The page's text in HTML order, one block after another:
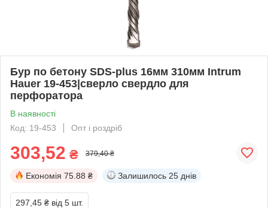
Бур по бетону SDS-plus 16мм 310мм Intrum
Hauer 19-453|сверло свердло для
перфоратора
В наявності
Код: 19-453
Опт і роздріб
303,52 ₴ 379,40 ₴
Економія 75.88 ₴ Залишилось 25 днів
297,45 ₴ від 5 шт.